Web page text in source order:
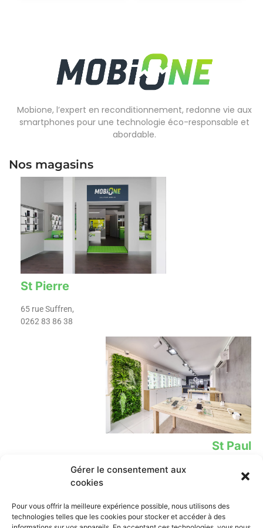
Gérer le consentement aux
cookies
Pour vous offrir la meilleure expérience possible, nous utilisons des
technologies telles que les cookies pour stocker et accéder à des
Mobione, l’expert en reconditionnement, redonne vie aux
smartphones pour une technologie éco-responsable et
abordable.
Nos magasins
St Pierre
65 rue Suffren,
0262 83 86 38
St Paul
12 Rue Leconte de Lisle,
02 62 78 39 02​
Lien
iPhone
Contact
0262 838 638